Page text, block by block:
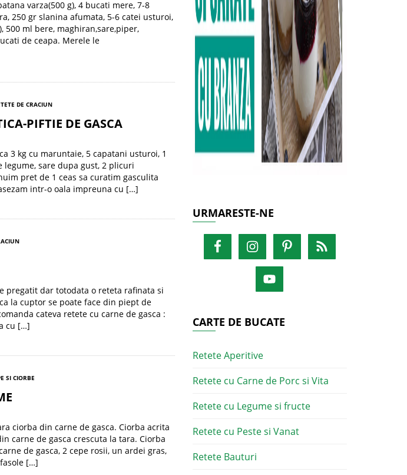
varza(500 g), 4 bucati mere, 7-8
250 gr slanina afumata, 5-6 catei usturoi,
500 ml bere, maghiran,sare,piper,
de ceapa. Merele le
DE CRACIUN
PIFTIE DE GASCA
3 kg cu maruntaie, 5 capatani usturoi, 1
sare dupa gust, 2 plicuri
pret de 1 ceas sa curatim gasculita
intr-o oala impreuna cu […]
pregatit dar totodata o reteta rafinata si
la cuptor se poate face din piept de
cateva retete cu carne de gasca :
cu […]
SI CIORBE
ciorba din carne de gasca. Ciorba acrita
carne de gasca crescuta la tara. Ciorba
de gasca, 2 cepe rosii, un ardei gras,
[…]
URMARESTE-NE
CARTE DE BUCATE
Retete Aperitive
Retete cu Carne de Porc si Vita
Retete cu Legume si fructe
Retete cu Peste si Vanat
Retete Bauturi